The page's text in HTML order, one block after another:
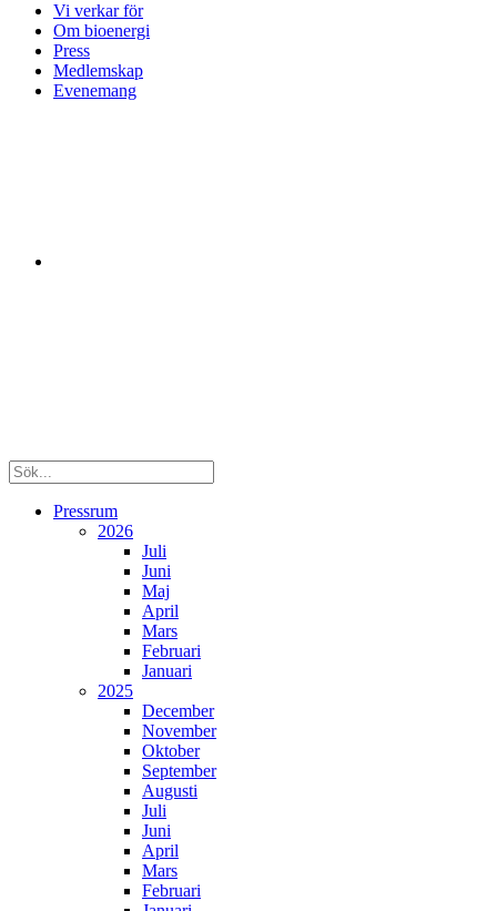
Vi verkar för
Om bioenergi
Press
Medlemskap
Evenemang
Pressrum
2026
Juli
Juni
Maj
April
Mars
Februari
Januari
2025
December
November
Oktober
September
Augusti
Juli
Juni
April
Mars
Februari